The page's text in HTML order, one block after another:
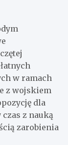
w ramach
z wojskiem
dla
z nauką
zarobienia